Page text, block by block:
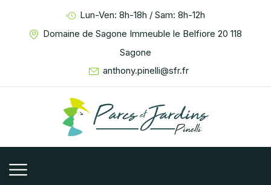
Lun-Ven: 8h-18h / Sam: 8h-12h
Domaine de Sagone Immeuble le Belfiore 20 118
Sagone
anthony.pinelli@sfr.fr